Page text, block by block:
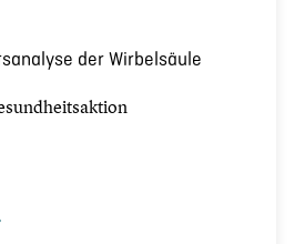
der Wirbelsäule